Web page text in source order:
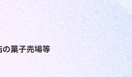
菓子売場等